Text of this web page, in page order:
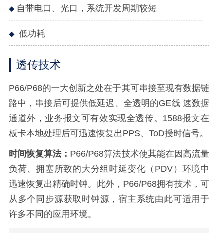
自带电口、光口，系统开发周期较短
低功耗
透传技术
P66/P68的一大创新之处在于其可串接至现有数据链
路中，串接后可提供低延迟、全透明的GE线 速数据
通道外，业务报文可有效实现全透传。1588报文在
板卡本地处理后可迅速恢复出PPS、ToD授时信号。
时间恢复算法： P66/P68算法技术使其能在因高流量
负荷、拥塞所致的大分组时延变化（PDV）环境中
迅速恢复出精确时钟。此外，P66/P68拥有技术，可
从多个同步源获取时钟源，宿主系统由此可适用于
许多不同的应用环境。